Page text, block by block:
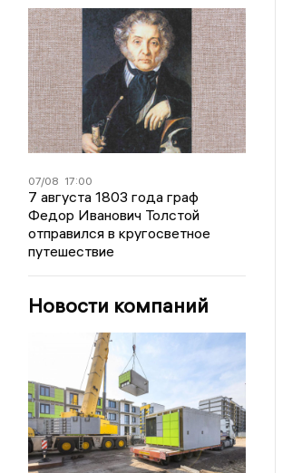
07/08 17:00
7 августа 1803 года граф
Федор Иванович Толстой
отправился в кругосветное
путешествие
Новости компаний